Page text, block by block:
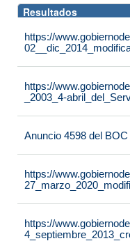
Resultados
https://
https://
_2003_4-
Anuncio 4598 del
https://
https://